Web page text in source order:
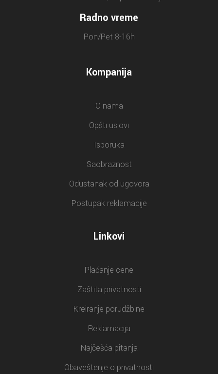
Radno vreme
Pon/Pet 8-16h
Kompanija
O nama
Opšti uslovi
Isporuka
Saobraznost
Odustanak od ugovora
Postupak reklamacije
Linkovi
Plaćanje cene
Zaštita privatnosti
Kreiranje porudžbine
Reklamacija
Najčešća pitanja
Obaveštenje o privatnosti